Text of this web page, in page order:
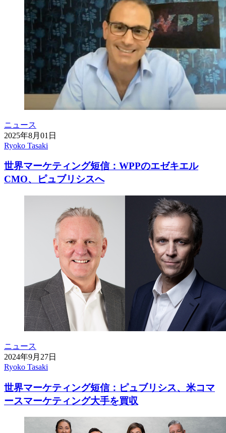
ニュース
2025年8月01日
Ryoko Tasaki
世界マーケティング短信：WPPのエゼキエル
CMO、ピュブリシスへ
ニュース
2024年9月27日
Ryoko Tasaki
世界マーケティング短信：ピュブリシス、米コマ
ースマーケティング大手を買収